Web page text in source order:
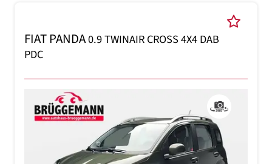
FIAT PANDA0.9 TWINAIR CROSS 4X4 DAB
PDC